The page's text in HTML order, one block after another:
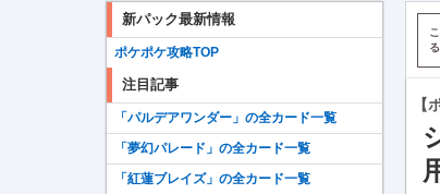
【
新パック最新情報
ポケポケ攻略TOP
注目記事
「パルデアワンダー」の全カード一覧
「夢幻パレード」の全カード一覧
「紅蓮ブレイズ」の全カード一覧